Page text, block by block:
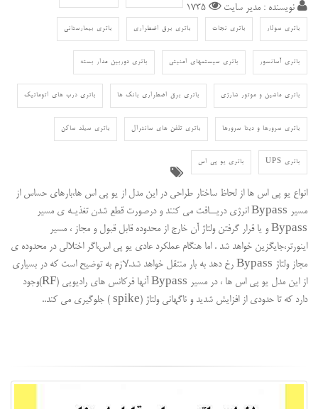
نویسنده : مدیر سایت 1735
باتری سولار باتری نجات باتری برق اضطراری باتری بیمارستانی
باتری آسانسور باتری سیستمهای امنیتی باتری دوربین مدار بسته
باتری ماشین و موتور شارژی باتری برق اضطراری بانک ها باتری درب های اتوماتیک
باتری سرورها و دیتا سرورها باتری تلفن های سانترال باتری سیلد ساکن
باتری UPS باتری یو پی اس
انواع یو پی اس ها از لحاظ ساختار طراحی در این مدل از یو پی اس ها،بارهای حساس از
مسیر Bypass انرژی دریــافت می کنند و درصورت قطع شدن تغذیـه ی مسیر
Bypass و یا قرار گرفتن ولتاژ آن خارج از محدوده قابل قبول و مجاز ، مسیر
اینورتر،جایگزین خواهد شد . اما هنگام عملکرد عادی یو پی اس،اگر اختلالی در محدوده ی
مجاز ولتاژ Bypass رخ دهد به بار منتقل خواهد شد.لازم به توضیح است که در بسیاری
از این مدل یو پی اس ها ، در مسیر Bypass آنها فرکانس های رادیویی (RF)وجود
دارد که تا حدودی از افزایش شدید و ناگهانی ولتاژ (spike ) جلوگیری می کند..